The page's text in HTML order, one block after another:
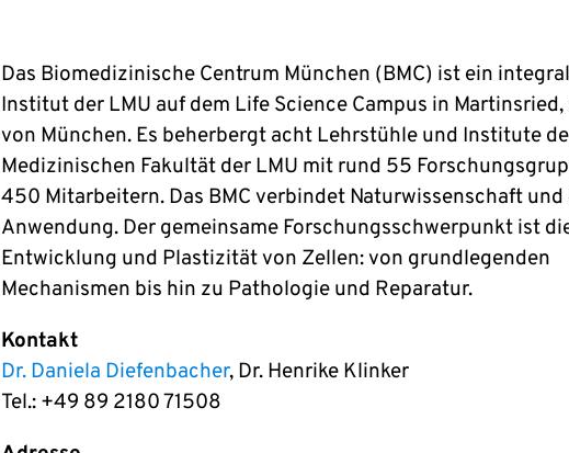
Das Biomedizinische Centrum München (BMC) ist ein
Institut der LMU auf dem Life Science Campus in
von München. Es beherbergt acht Lehrstühle und Institute
Medizinischen Fakultät der LMU mit rund 55
450 Mitarbeitern. Das BMC verbindet Naturwissenschaft
Anwendung. Der gemeinsame Forschungsschwerpunkt ist
Entwicklung und Plastizität von Zellen: von grundlegenden
Mechanismen bis hin zu Pathologie und Reparatur.
Kontakt
Dr. Daniela Diefenbacher, Dr. Henrike Klinker
Tel.: +49 89 2180 71508